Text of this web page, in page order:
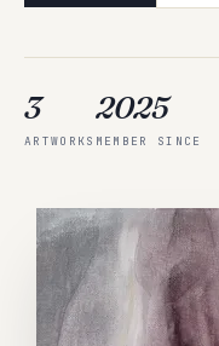
3
ARTWORKS
2025
MEMBER SINCE